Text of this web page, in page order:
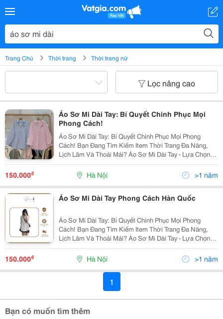
Trang Chủ Thời trang Thời trang nữ
Lọc nâng cao
Áo Sơ Mi Dài Tay: Bí Quyết Chinh Phục Mọi
Phong Cách!
Áo Sơ Mi Dài Tay: Bí Quyết Chinh Phục Mọi Phong
Cách! Bạn Đang Tìm Kiếm Item Thời Trang Đa Năng,
Lịch Lãm Và Thoải Mái? Áo Sơ Mi Dài Tay - Lựa Chọn
Hoàn Hảo Cho Mọi Phong Cách, Từ Công Sở Đến Dạo
Phố. Thiết Kế Cổ Điển Pha Hiện Đại, Chất Liệu...
150.000₫ Hà Nội >1 năm
Áo Sơ Mi Dài Tay Phong Cách Hàn Quốc
Áo Sơ Mi Dài Tay: Bí Quyết Chinh Phục Mọi Phong
Cách! Bạn Đang Tìm Kiếm Item Thời Trang Đa Năng,
Lịch Lãm Và Thoải Mái? Áo Sơ Mi Dài Tay - Lựa Chọn
Hoàn Hảo Cho Mọi Phong Cách, Từ Công Sở Đến Dạo
Phố. Thiết Kế Cổ Điển Pha Hiện Đại, Chất Liệu...
150.000₫ Hà Nội >1 năm
1
Bạn có muốn tìm thêm